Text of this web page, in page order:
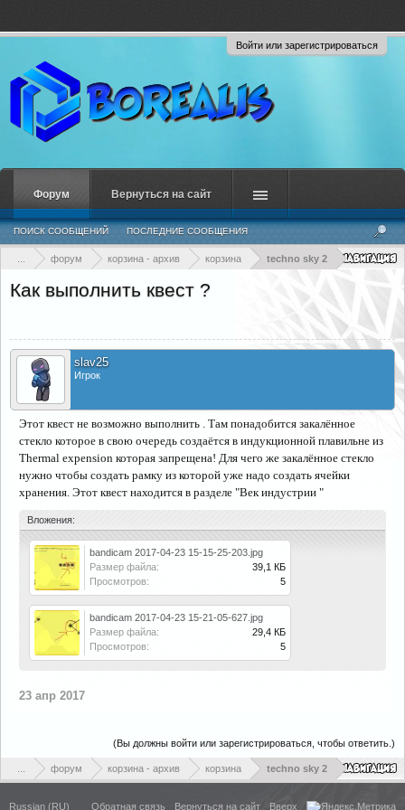
Войти или зарегистрироваться
форум корзина - архив корзина techno sky 2
Как выполнить квест ?
slav25
Игрок
Этот квест не возможно выполнить . Там понадобится закалённое
стекло которое в свою очередь создаётся в индукционной плавильне из
Thermal expension которая запрещена! Для чего же закалённое стекло
нужно чтобы создать рамку из которой уже надо создать ячейки
хранения. Этот квест находится в разделе "Век индустрии "
Вложения:
bandicam 2017-04-23 15-15-25-203.jpg
Размер файла:
39,1 КБ
Просмотров:
5
bandicam 2017-04-23 15-21-05-627.jpg
Размер файла:
29,4 КБ
Просмотров:
5
23 апр 2017
(Вы должны войти или зарегистрироваться, чтобы ответить.)
форум корзина - архив корзина techno sky 2
Форум
ПОИСК СООБЩЕНИЙ ПОСЛЕДНИЕ СООБЩЕНИЯ
Вернуться на сайт
Russian (RU) Обратная связь Вернуться на сайт Вверх